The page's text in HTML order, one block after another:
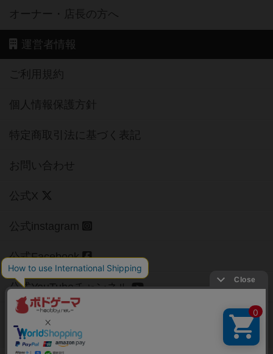
オーナー・店長の方へ
運営者情報
ご利用規約
個人情報保護方針
特定商取引法に基づく表記
お問い合わせ
公式X
公式instagram
公式Facebook
公式YouTubeチャンネル